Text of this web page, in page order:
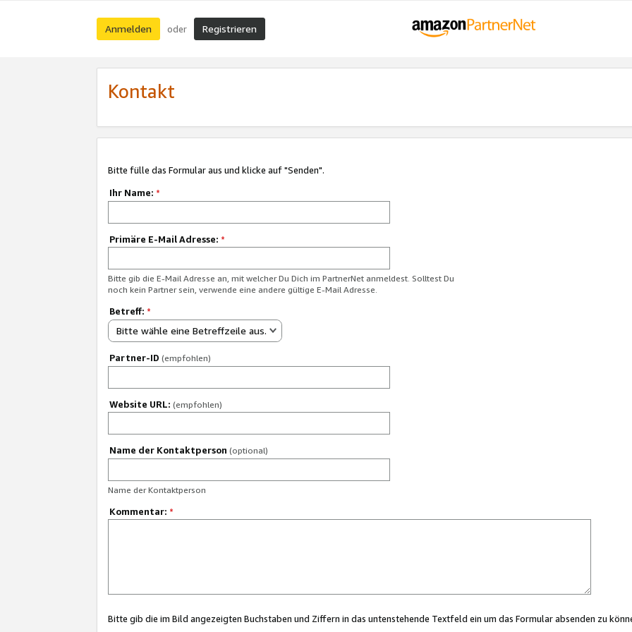
Anmelden oder Registrieren
Kontakt
Bitte fülle das Formular aus und klicke auf "Senden".
Ihr Name: *
Primäre E-Mail Adresse: *
Bitte gib die E-Mail Adresse an, mit welcher Du Dich im PartnerNet anmeldest. Solltest Du
noch kein Partner sein, verwende eine andere gültige E-Mail Adresse.
Betreff: *
Bitte wähle eine Betreffzeile aus.
Partner-ID (empfohlen)
Website URL: (empfohlen)
Name der Kontaktperson (optional)
Name der Kontaktperson
Kommentar: *
Bitte gib die im Bild angezeigten Buchstaben und Ziffern in das untenstehende Textfeld ein um das Formular absenden zu